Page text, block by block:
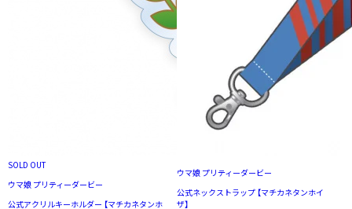
SOLD OUT
ウマ娘 プリティーダービー
公式アクリルキーホルダー 【マチカネタンホ
ウマ娘 プリティーダービー
公式ネックストラップ 【マチカネタンホイ
ザ】